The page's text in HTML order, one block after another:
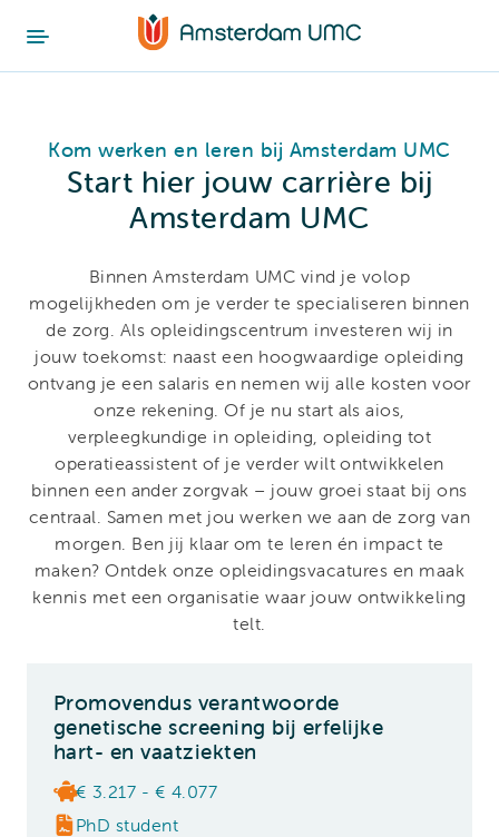
Start hier jouw carrière bij
Amsterdam UMC
Kom werken en leren bij Amsterdam UMC
Binnen Amsterdam UMC vind je volop
mogelijkheden om je verder te specialiseren binnen
de zorg. Als opleidingscentrum investeren wij in
jouw toekomst: naast een hoogwaardige opleiding
ontvang je een salaris en nemen wij alle kosten voor
onze rekening. Of je nu start als aios,
verpleegkundige in opleiding, opleiding tot
operatieassistent of je verder wilt ontwikkelen
binnen een ander zorgvak – jouw groei staat bij ons
centraal. Samen met jou werken we aan de zorg van
morgen. Ben jij klaar om te leren én impact te
maken? Ontdek onze opleidingsvacatures en maak
kennis met een organisatie waar jouw ontwikkeling
telt.
Promovendus verantwoorde
genetische screening bij erfelijke
hart- en vaatziekten
€ 3.217 - € 4.077
PhD student